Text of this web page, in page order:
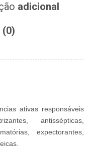
adicional
(0)
ativas responsáveis
antissépticas,
expectorantes,